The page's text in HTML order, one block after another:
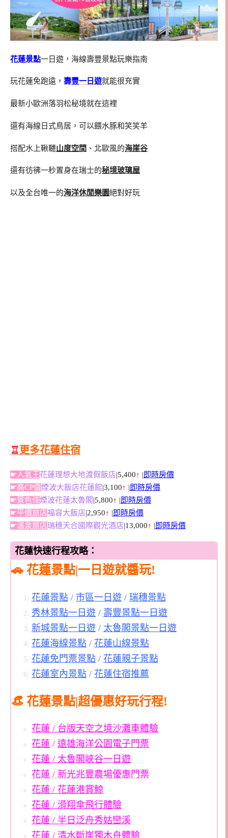
花蓮景點一日遊，海線壽豐景點玩樂指南
玩花蓮免跑遠， 壽豐一日遊就能很充實
最新小歐洲落羽松秘境就在這裡
還有海線日式鳥居，可以餵水豚和笑笑羊
搭配水上鞦韆山度空間 、北歐風的海崖谷
還有彷彿一秒置身在瑞士的秘境玻璃屋
以及全台唯一的海洋休閒樂園絕對好玩
♖ 更多花蓮住宿
☛人氣王花蓮理想大地渡假飯店|5,400↑ |即時房價
☛高CP值煙波大飯店花蓮館|3,100↑ |即時房價
☛景色佳煙波花蓮太魯閣|5,800↑ |即時房價
☛平價旅店福容大飯店|2,950↑ |即時房價
☛溫泉旅店瑞穗天合國際觀光酒店|13,000↑ |即時房價
花蓮快速行程攻略：
🚗 花蓮景點|一日遊就醬玩!
花蓮景點 / 市區一日遊 / 瑞穗景點
秀林景點一日遊 / 壽豐景點一日遊
新城景點一日遊 / 太魯閣景點一日遊
花蓮海線景點 / 花蓮山線景點
花蓮免門票景點 / 花蓮親子景點
花蓮室內景點 / 花蓮住宿推薦
👒 花蓮景點|超優惠好玩行程!
花蓮 / 台版天空之境沙灘車體驗
花蓮 / 遠雄海洋公園電子門票
花蓮 / 太魯閣峽谷一日遊
花蓮 / 新光兆豐農場優惠門票
花蓮 / 花蓮港賞鯨
花蓮 / 滑翔傘飛行體驗
花蓮 / 半日泛舟秀姑巒溪
花蓮 / 清水斷崖獨木舟體驗